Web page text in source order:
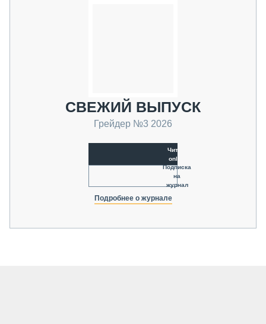
СВЕЖИЙ ВЫПУСК
Грейдер №3 2026
Читать
online
Подписка
на
журнал
Подробнее о журнале